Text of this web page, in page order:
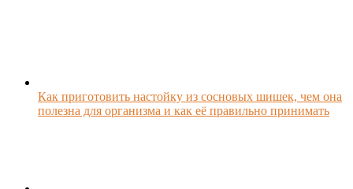
Как приготовить настойку из сосновых шишек, чем она
полезна для организма и как её правильно принимать